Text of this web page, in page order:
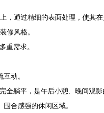
，通过精细的表面处理，使其
修风格。
重需求。
动。
全躺平，是午后小憩、晚间观
合感强的休闲区域。